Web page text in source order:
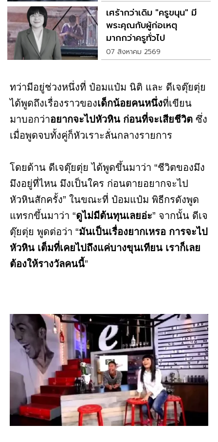
เศร้ากว่าเดิม "ครูขนุน" มี
พระคุณกับผู้ก่อเหตุ
มากกว่าครูทั่วไป
07 สิงหาคม 2569
ทว่ามีอยู่ช่วงหนึ่งที่ ป๋อมแป๋ม นิติ และ ดีเจตุ๊ยตุ่ย
ได้พูดถึงเรื่องราวของเด็กน้อยคนหนึ่งที่เขียน
มาบอกว่าอยากจะไปหัวหิน ก่อนที่จะเสียชีวิต ซึ่ง
เมื่อพูดจบทั้งคู่ก็หัวเราะลั่นกลางรายการ
โดยด้าน ดีเจตุ๊ยตุ่ย ได้พูดขึ้นมาว่า “ชีวิตของมึง
มึงอยู่ที่ไหน มึงเป็นใคร ก่อนตายอยากจะไป
หัวหินสักครั้ง” ในขณะที่ ป๋อมแป๋ม พิธีกรดังพูด
แทรกขึ้นมาว่า “ดูไม่มีต้นทุนเลยอ่ะ” จากนั้น ดีเจ
ตุ๊ยตุ่ย พูดต่อว่า “มันเป็นเรื่องยากเหรอ การจะไป
หัวหิน เต็มที่เคยไปถึงแค่บางขุนเทียน เราก็เลย
ต้องให้รางวัลคนนี้”